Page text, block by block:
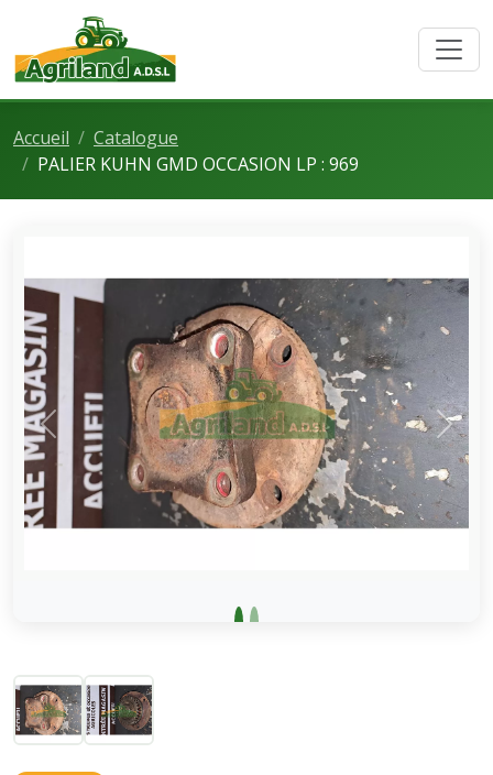
Accueil
Catalogue
PALIER KUHN GMD OCCASION LP : 969